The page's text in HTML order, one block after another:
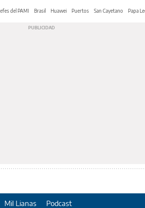
del PAMI Brasil Huawei Puertos San Cayetano Papa
Mil Lianas Podcast